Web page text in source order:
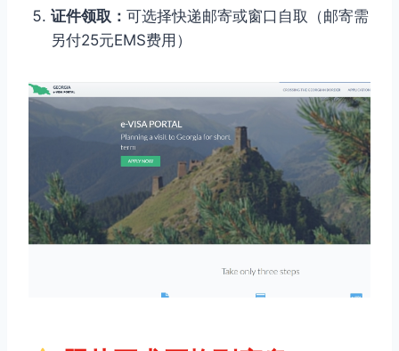
证件领取： 可选择快递邮寄或窗口自取（邮寄需
另付25元EMS费用）